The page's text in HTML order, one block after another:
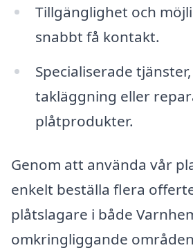
Tillgänglighet och
snabbt få kontakt.
Specialiserade
takläggning eller
plåtprodukter.
Genom att använda vår
enkelt beställa flera
plåtslagare i både
omkringliggande